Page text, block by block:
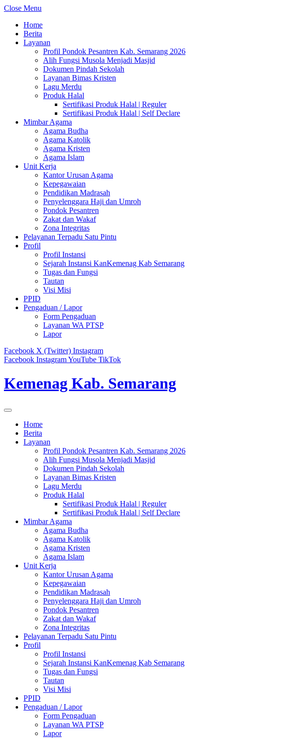
Close Menu
Home
Berita
Layanan
Profil Pondok Pesantren Kab. Semarang 2026
Alih Fungsi Musola Menjadi Masjid
Dokumen Pindah Sekolah
Layanan Bimas Kristen
Lagu Merdu
Produk Halal
Sertifikasi Produk Halal | Reguler
Sertifikasi Produk Halal | Self Declare
Mimbar Agama
Agama Budha
Agama Katolik
Agama Kristen
Agama Islam
Unit Kerja
Kantor Urusan Agama
Kepegawaian
Pendidikan Madrasah
Penyelenggara Haji dan Umroh
Pondok Pesantren
Zakat dan Wakaf
Zona Integritas
Pelayanan Terpadu Satu Pintu
Profil
Profil Instansi
Sejarah Instansi KanKemenag Kab Semarang
Tugas dan Fungsi
Tautan
Visi Misi
PPID
Pengaduan / Lapor
Form Pengaduan
Layanan WA PTSP
Lapor
Facebook X (Twitter) Instagram
Facebook InstagramYouTube TikTok
Kemenag Kab. Semarang
Home
Berita
Layanan
Profil Pondok Pesantren Kab. Semarang 2026
Alih Fungsi Musola Menjadi Masjid
Dokumen Pindah Sekolah
Layanan Bimas Kristen
Lagu Merdu
Produk Halal
Sertifikasi Produk Halal | Reguler
Sertifikasi Produk Halal | Self Declare
Mimbar Agama
Agama Budha
Agama Katolik
Agama Kristen
Agama Islam
Unit Kerja
Kantor Urusan Agama
Kepegawaian
Pendidikan Madrasah
Penyelenggara Haji dan Umroh
Pondok Pesantren
Zakat dan Wakaf
Zona Integritas
Pelayanan Terpadu Satu Pintu
Profil
Profil Instansi
Sejarah Instansi KanKemenag Kab Semarang
Tugas dan Fungsi
Tautan
Visi Misi
PPID
Pengaduan / Lapor
Form Pengaduan
Layanan WA PTSP
Lapor